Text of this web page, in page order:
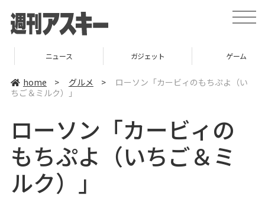
t
o
e
v
ニュース ガジェット ゲーム
home > グルメ >
ローソン「カービィのもちぷよ（い
ちご＆ミルク）」
ローソン「カービィの
もちぷよ（いちご＆ミ
ルク）」